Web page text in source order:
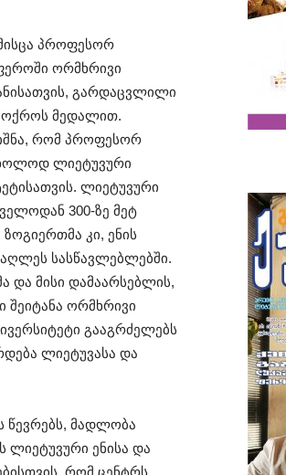
პროფესორ
ორმხრივი
გარდაცვლილი
ოქროს მედალით.
რომ პროფესორ
ლიეტუვური
ლიეტუვური
300-ზე მეტ
კი, ენის
სასწავლებლებში.
და მისი დამაარსებლის,
შეიტანა ორმხრივი
გააგრძელებს
ლიეტუვასა და
წევრებს, მადლობა
ლიეტუვური ენისა და
რომ ცენტრს